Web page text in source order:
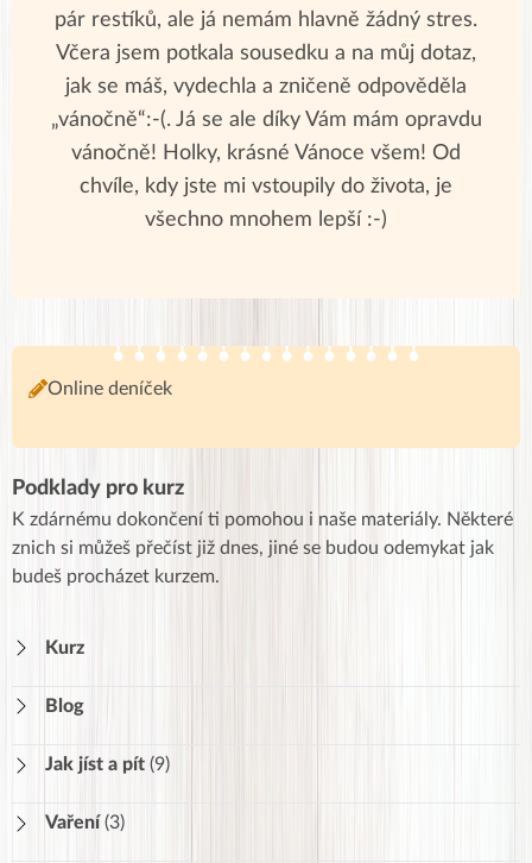
pár restíků, ale já nemám hlavně žádný stres.
Včera jsem potkala sousedku a na můj dotaz,
jak se máš, vydechla a zničeně odpověděla
„vánočně“:-(. Já se ale díky Vám mám opravdu
vánočně! Holky, krásné Vánoce všem! Od
chvíle, kdy jste mi vstoupily do života, je
všechno mnohem lepší :-)
Online deníček
Podklady pro kurz
K zdárnému dokončení ti pomohou i naše materiály. Některé
znich si můžeš přečíst již dnes, jiné se budou odemykat jak
budeš procházet kurzem.
Kurz
Blog
Jak jíst a pít (9)
Stravovací návyky
Vaření (3)